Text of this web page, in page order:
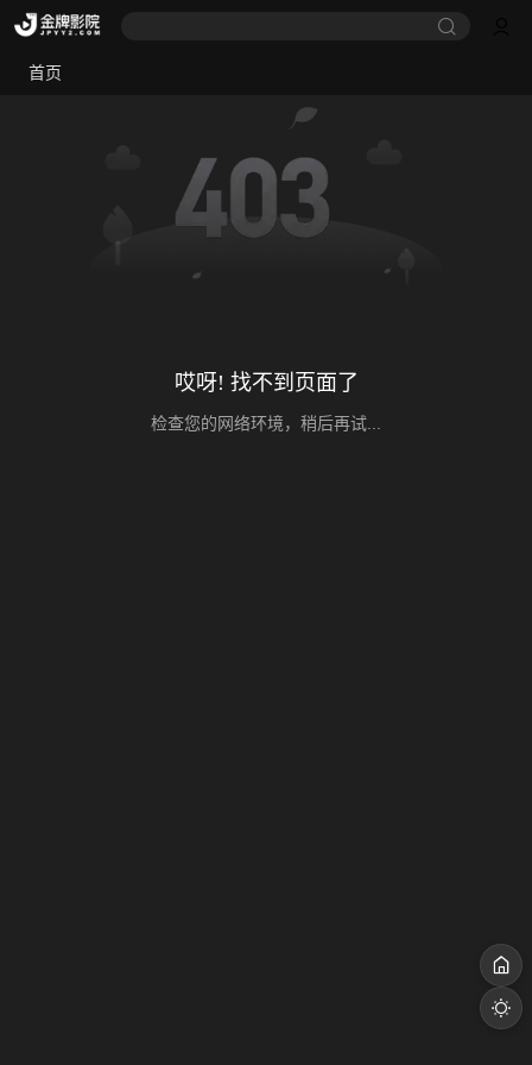
首页
哎呀! 找不到页面了
检查您的网络环境，稍后再试...